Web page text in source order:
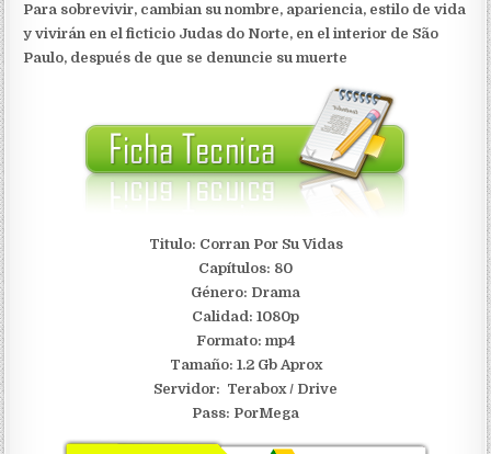
Para sobrevivir, cambian su nombre, apariencia, estilo de vida
y vivirán en el ficticio Judas do Norte, en el interior de São
Paulo, después de que se denuncie su muerte
Titulo: Corran Por Su Vidas
Capítulos: 80
Género: Drama
Calidad: 1080p
Formato: mp4
Tamaño: 1.2 Gb Aprox
Servidor: Terabox / Drive
Pass: PorMega